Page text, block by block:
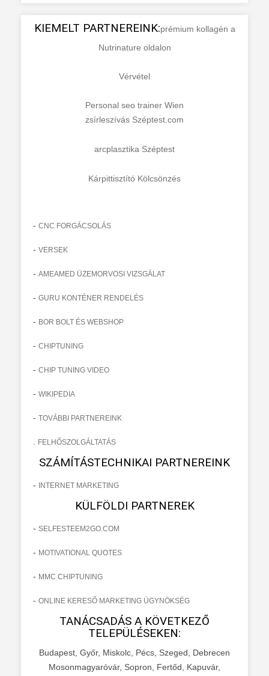
KIEMELT PARTNEREINK:prémium kollagén a
Nutrinature oldalon
Vérvétel
Personal seo trainer Wien
zsírleszívás Széptest.com
arcplasztika Széptest
Kárpittisztító Kölcsönzés
- CNC FORGÁCSOLÁS
- VERSEK
- AMEAMED ÜZEMORVOSI VIZSGÁLAT
- GURU KONTÉNER RENDELÉS
- BOR BOLT ÉS WEBSHOP
- CHIPTUNING
- CHIP TUNING VIDEO
- WIKIPEDIA
- TOVÁBBI PARTNEREINK
FELHŐSZOLGÁLTATÁS
SZÁMÍTÁSTECHNIKAI PARTNEREINK
- INTERNET MARKETING
KÜLFÖLDI PARTNEREK
- SELFESTEEM2GO.COM
- MOTIVATIONAL QUOTES
- MMC CHIPTUNING
- ONLINE KERESŐ MARKETING ÜGYNÖKSÉG
TANÁCSADÁS A KÖVETKEZŐ
TELEPÜLÉSEKEN:
Budapest, Győr, Miskolc, Pécs, Szeged, Debrecen
Mosonmagyaróvár, Sopron, Fertőd, Kapuvár,